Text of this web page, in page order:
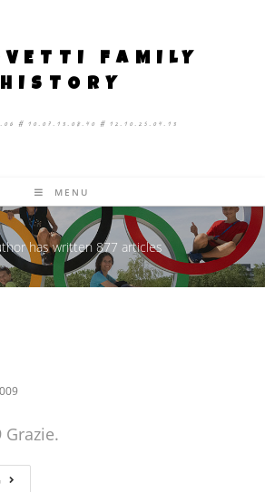
FAMILY
HISTORY
# 10.07.13.08.40 # 12.10.25.04.13
MENU
has written 877 articles
Grazie.